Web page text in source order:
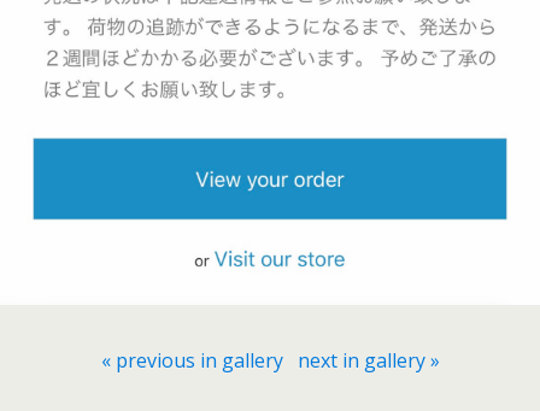
« previous in gallery next in gallery »